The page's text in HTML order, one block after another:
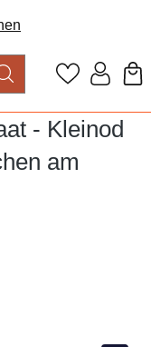
- Kleinod
am